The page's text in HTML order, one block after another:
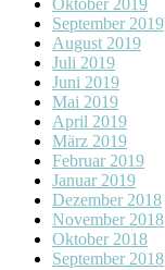
Oktober 2019
September 2019
August 2019
Juli 2019
Juni 2019
Mai 2019
April 2019
März 2019
Februar 2019
Januar 2019
Dezember 2018
November 2018
Oktober 2018
September 2018